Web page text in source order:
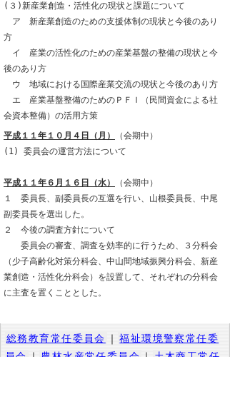
(３)新産業創造・活性化の現状と課題について
ア 新産業創造のための支援体制の現状と今後のあり
方
イ 産業の活性化のための産業基盤の整備の現状と今
後のあり方
ウ 地域における国際産業交流の現状と今後のあり方
エ 産業基盤整備のためのＰＦＩ（民間資金による社
会資本整備）の活用方策
平成１１年１０月４日（月）
（会期中）
(1) 委員会の運営方法について
平成１１年６月１６日（水）
（会期中）
１ 委員長、副委員長の互選を行い、山根委員長、中尾
副委員長を選出した。
２ 今後の調査方針について
委員会の審査、調査を効率的に行うため、３分科会
（少子高齢化対策分科会、中山間地域振興分科会、新産
業創造・活性化分科会）を設置して、それぞれの分科会
に主査を置くこととした。
総務教育常任委員会 ｜ 福祉環境警察常任委
員会
｜ 農林水産常任委員会 ｜
土木商工常任